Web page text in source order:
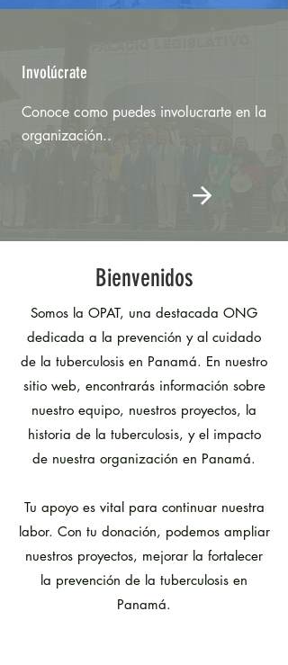
Involúcrate
Conoce como puedes involucrarte en la
organización..
Bienvenidos
Somos la OPAT, una destacada ONG
dedicada a la prevención y al cuidado
de la tuberculosis en Panamá. En nuestro
sitio web, encontrarás información sobre
nuestro equipo, nuestros proyectos, la
historia de la tuberculosis, y el impacto
de nuestra organización en Panamá.
Tu apoyo es vital para continuar nuestra
labor. Con tu donación, podemos ampliar
nuestros proyectos, mejorar la fortalecer
la prevención de la tuberculosis en
Panamá.